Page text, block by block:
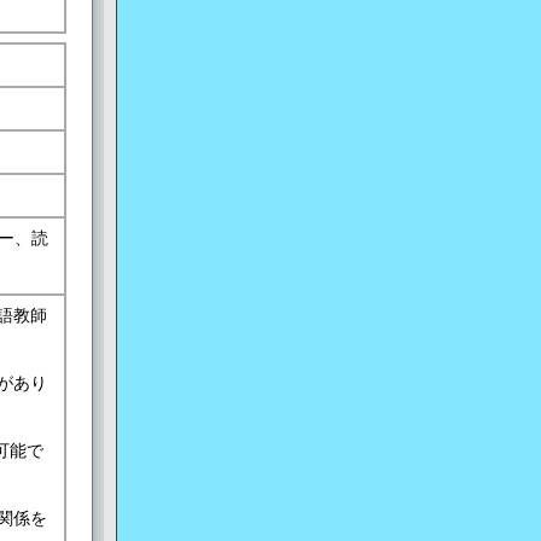
、読
教師
あり
能で
係を